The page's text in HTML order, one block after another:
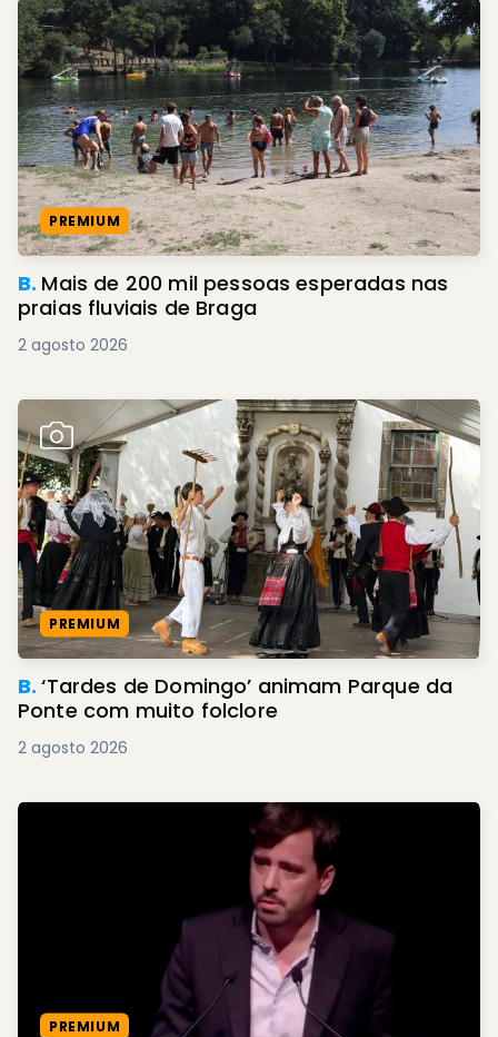
PREMIUM
B. Mais de 200 mil pessoas esperadas nas
praias fluviais de Braga
2 agosto 2026
PREMIUM
B.‘Tardes de Domingo’ animam Parque da
Ponte com muito folclore
2 agosto 2026
PREMIUM